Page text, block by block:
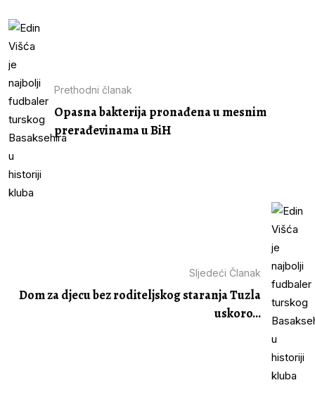
Prethodni članak
Opasna bakterija pronađena u mesnim
prerađevinama u BiH
Sljedeći Članak
Dom za djecu bez roditeljskog staranja Tuzla
uskoro...